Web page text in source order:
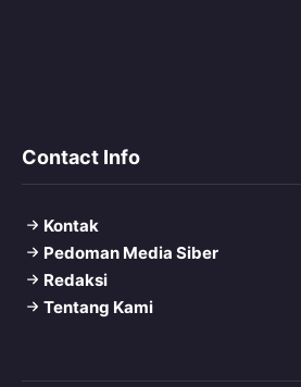
Contact Info
Kontak
Pedoman Media Siber
Redaksi
Tentang Kami